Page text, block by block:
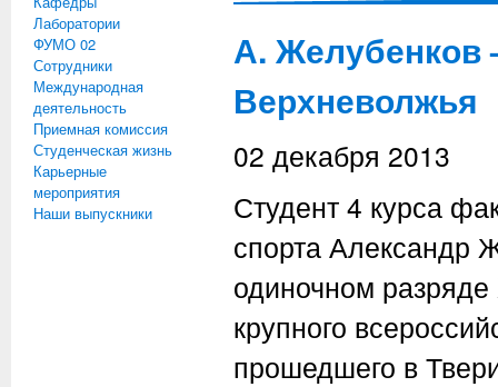
Лаборатории
ФУМО 02
Сотрудники
Международная
деятельность
Приемная комиссия
Студенческая жизнь
Карьерные
мероприятия
Наши выпускники
А. Желубенков
Верхневолжья
02 декабря 2013
Студент 4 курса
спорта Александр
одиночном
крупного
прошедшего в